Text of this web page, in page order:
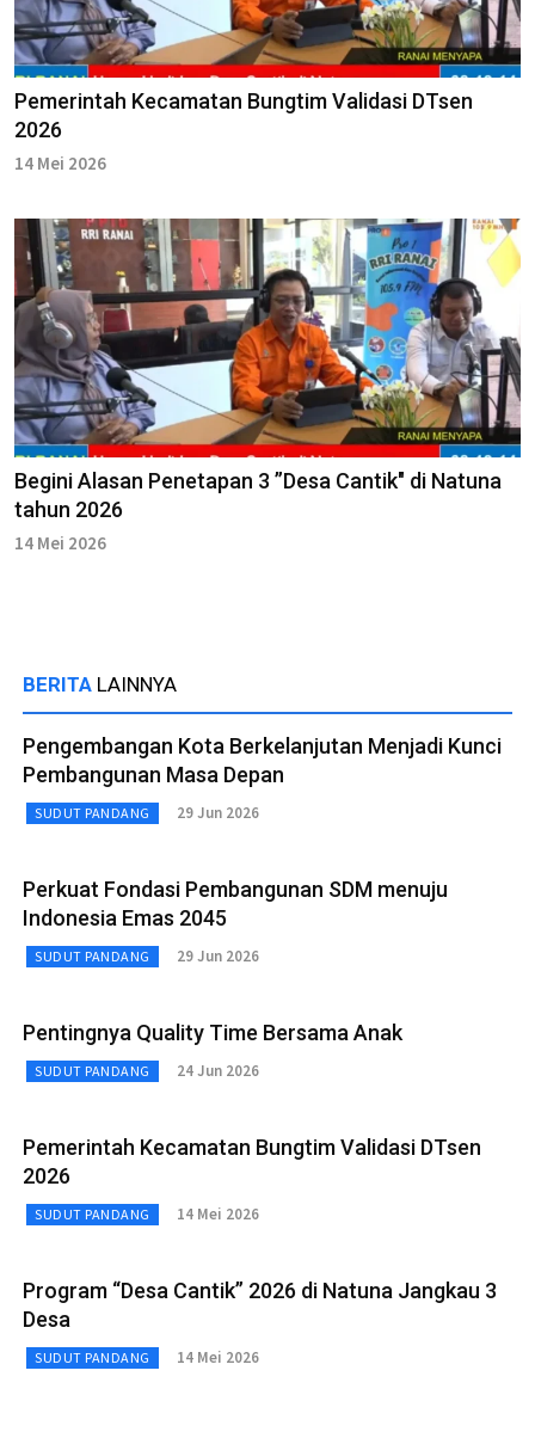
Pemerintah Kecamatan Bungtim Validasi DTsen
2026
14 Mei 2026
Begini Alasan Penetapan 3 ”Desa Cantik" di Natuna
tahun 2026
14 Mei 2026
BERITA LAINNYA
Pengembangan Kota Berkelanjutan Menjadi Kunci
Pembangunan Masa Depan
SUDUT PANDANG 29 Jun 2026
Perkuat Fondasi Pembangunan SDM menuju
Indonesia Emas 2045
SUDUT PANDANG 29 Jun 2026
Pentingnya Quality Time Bersama Anak
SUDUT PANDANG 24 Jun 2026
Pemerintah Kecamatan Bungtim Validasi DTsen
2026
SUDUT PANDANG 14 Mei 2026
Program “Desa Cantik” 2026 di Natuna Jangkau 3
Desa
SUDUT PANDANG 14 Mei 2026